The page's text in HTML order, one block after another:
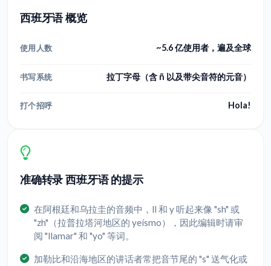
西班牙语 概览
使用人数 ~5.6 亿使用者，遍及全球
书写系统 拉丁字母（含 ñ 以及带尖音符的元音）
打个招呼 Hola!
准确转录 西班牙语 的提示
在阿根廷和乌拉圭的音频中，ll 和 y 听起来像 "sh" 或
"zh"（拉普拉塔河地区的 yeísmo），因此编辑时请审
阅 "llamar" 和 "yo" 等词。
加勒比和沿海地区的讲话者常把音节尾的 "s" 送气化或